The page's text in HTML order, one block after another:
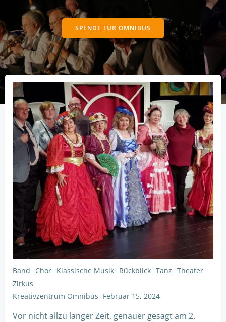
SPENDE FÜR OMNIBUS
Band Chor Klassische Musik Rückblick Tanz Theater
Zirkus
Kreativzentrum Omnibus -Februar 15, 2024
Vor nicht allzu langer Zeit, genauer gesagt am 2.